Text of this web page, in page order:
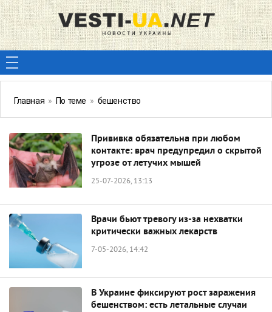
Главная » По теме » бешенство
Прививка обязательна при любом
контакте: врач предупредил о скрытой
угрозе от летучих мышей
25-07-2026, 13:13
Врачи бьют тревогу из-за нехватки
критически важных лекарств
7-05-2026, 14:42
В Украине фиксируют рост заражения
бешенством: есть летальные случаи